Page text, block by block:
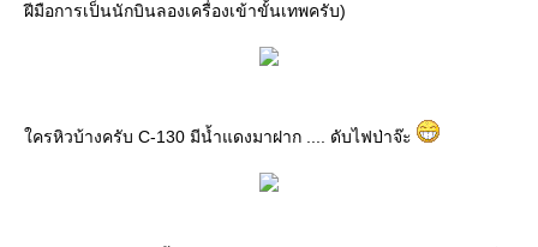
ฝีมือการเป็นนักบินลองเครื่องเข้าขั้นเทพครับ)
ครหิวบ้างครับ C-130 มีน้ำแดงมาฝาก .... ดับไฟป่าจ๊ะ